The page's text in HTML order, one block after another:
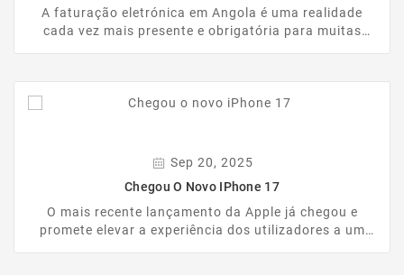
A faturação eletrónica em Angola é uma realidade
cada vez mais presente e obrigatória para muitas
para a faturação eletrónica em Angola, cumprindo
todos os requisitos legais definidos pela
Sep 20, 2025
Chegou O Novo IPhone 17
O mais recente lançamento da Apple já chegou e
promete elevar a experiência dos utilizadores a um